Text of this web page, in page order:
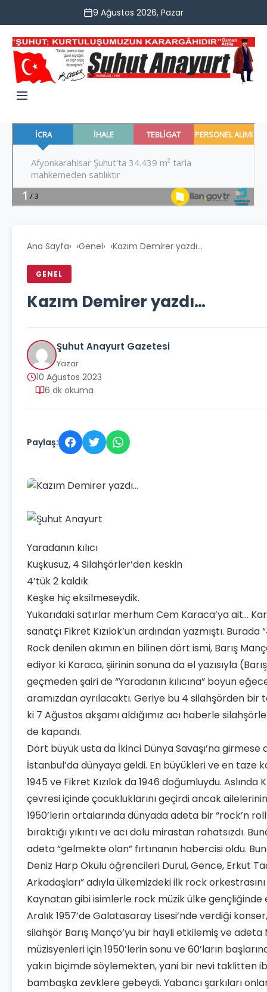
9 Ağustos 2026, Pazar
Ana Sayfa› Genel› Kazım Demirer yazdı…
GENEL
Kazım Demirer yazdı…
Şuhut Anayurt Gazetesi
Yazar
10 Ağustos 2023
6 dk okuma
Paylaş:
Yaradanın kılıcı
Kuşkusuz, 4 Silahşörler’den keskin
4’tük 2 kaldık
Keşke hiç eksilmeseydik.
Yukarıdaki satırlar merhum Cem Karaca’ya ait…
sanatçı Fikret Kızılok’un ardından yazmıştı.
Rock denilen akımın en bilinen dört ismi, Barış
ediyor ki Karaca, şiirinin sonuna da el yazısıyla
geçmeden şairi de “Yaradanın kılıcına” boyun
aramızdan ayrılacaktı. Geriye bu 4 silahşörden
ki 7 Ağustos akşamı aldığımız acı haberle
de kapandı.
Dört büyük usta da İkinci Dünya Savaşı’na
İstanbul’da dünyaya geldi. En büyükleri ve en taze
1945 ve Fikret Kızılok da 1946 doğumluydu.
çevresi içinde çocukluklarını geçirdi ancak
1950’lerin ortalarında dünyada adeta bir “rock’n
bıraktığı yıkıntı ve acı dolu mirastan rahatsızdı.
adeta “gelmekte olan” fırtınanın habercisi oldu.
Deniz Harp Okulu öğrencileri Durul, Gence, Erkut
Arkadaşları” adıyla ülkemizdeki ilk rock
Kaynatan gibi isimlerle rock müzik ülke gençliğinde
Aralık 1957’de Galatasaray Lisesi’nde verdiği
silahşör Barış Manço’yu bir hayli etkilemiş ve
müzisyenleri için 1950’lerin sonu ve 60’ların
yakın biçimde söylemekten, yani bir nevi taklitten
bambaşka zevklere gebeydi. Yabancı şarkıları